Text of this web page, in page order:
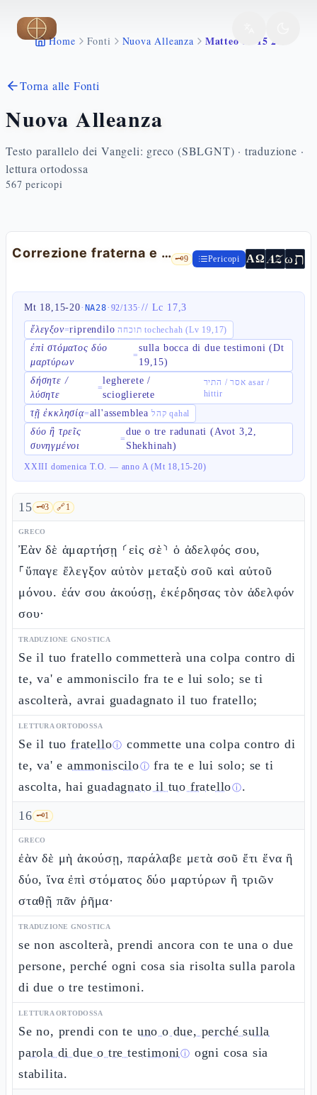
Vai al contenuto principale
Home Fonti Nuova Alleanza Matteo 18 15 20
Torna alle Fonti
Nuova Alleanza
Testo parallelo dei Vangeli: greco (SBLGNT) · traduzione ·
lettura ortodossa
567 pericopi
Correzione fraterna e preghiera comunitaria 🗝️9 Pericopi ΑΩ AZωת
Mt 18,15-20· NA28· 92/135·// Lc 17,3
ἔλεγξον=riprendilo תוכחה tochechah (Lv 19,17)
ἐπὶ στόματος δύο
μαρτύρων
=
sulla bocca di due testimoni (Dt
19,15)
δήσητε /
λύσητε
=
legherete /
scioglierete
אסר / התיר asar /
hittir
τῇ ἐκκλησίᾳ=all'assemblea קהל qahal
δύο ἢ τρεῖς
συνηγμένοι
=
due o tre radunati (Avot 3,2,
Shekhinah)
XXIII domenica T.O. — anno A (Mt 18,15-20)
15 🗝️3 🔗1
GRECO
Ἐὰν δὲ ἁμαρτήσῃ ⸂εἰς σὲ⸃ ὁ ἀδελφός σου,
⸀ὕπαγε ἔλεγξον αὐτὸν μεταξὺ σοῦ καὶ αὐτοῦ
μόνου. ἐάν σου ἀκούσῃ, ἐκέρδησας τὸν ἀδελφόν
σου·
TRADUZIONE GNOSTICA
Se il tuo fratello commetterà una colpa contro di
te, va' e ammoniscilo fra te e lui solo; se ti
ascolterà, avrai guadagnato il tuo fratello;
LETTURA ORTODOSSA
Se il tuo fratelloⓘ commette una colpa contro di
te, va' e ammonisciloⓘ fra te e lui solo; se ti
ascolta, hai guadagnato il tuo fratelloⓘ.
16 🗝️1
GRECO
ἐὰν δὲ μὴ ἀκούσῃ, παράλαβε μετὰ σοῦ ἔτι ἕνα ἢ
δύο, ἵνα ἐπὶ στόματος δύο μαρτύρων ἢ τριῶν
σταθῇ πᾶν ῥῆμα·
TRADUZIONE GNOSTICA
se non ascolterà, prendi ancora con te una o due
persone, perché ogni cosa sia risolta sulla parola
di due o tre testimoni.
LETTURA ORTODOSSA
Se no, prendi con te uno o due, perché sulla
parola di due o tre testimoniⓘ ogni cosa sia
stabilita.